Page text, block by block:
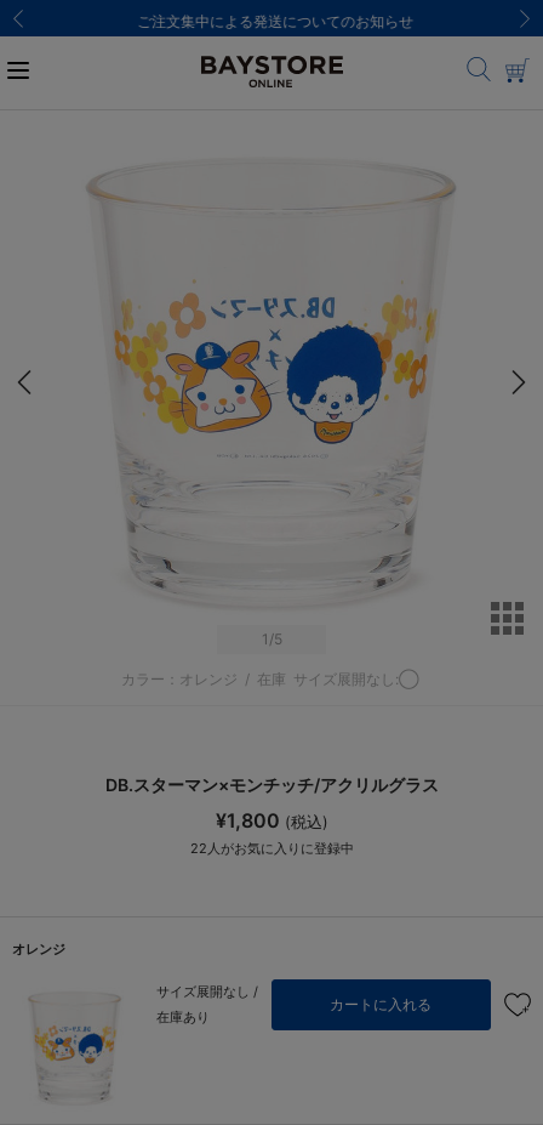
ご注文集中による発送についてのお知らせ
1 /5
カラー：オレンジ / 在庫 サイズ展開なし:◯
DB.スターマン×モンチッチ/アクリルグラス
¥1,800 (税込)
22 人がお気に入りに登録中
オレンジ
サイズ展開なし /
在庫あり
カートに入れる